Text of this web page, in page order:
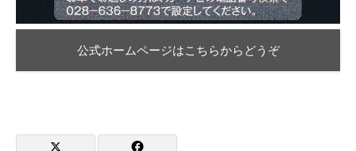
公式ホームページはこちらからどうぞ